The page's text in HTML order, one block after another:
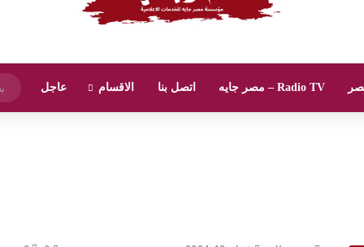
Radio TV – مصر جايه اتصل بنا الاقسام عاجل